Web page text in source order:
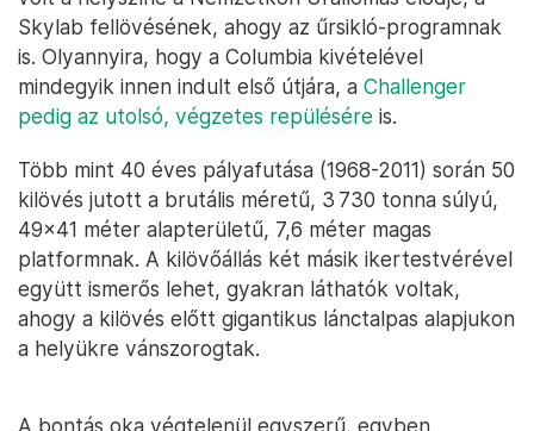
Skylab fellövésének, ahogy az űrsikló-programnak
is. Olyannyira, hogy a Columbia kivételével
mindegyik innen indult első útjára, a Challenger
pedig az utolsó, végzetes repülésére is.
Több mint 40 éves pályafutása (1968-2011) során 50
kilövés jutott a brutális méretű, 3 730 tonna súlyú,
49x41 méter alapterületű, 7,6 méter magas
platformnak. A kilövőállás két másik ikertestvérével
együtt ismerős lehet, gyakran láthatók voltak,
ahogy a kilövés előtt gigantikus lánctalpas alapjukon
a helyükre vánszorogtak.
A bontás oka végtelenül egyszerű, egyben